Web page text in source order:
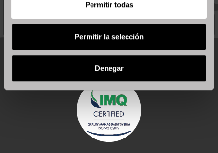
Permitir todas
Permitir la selección
Denegar
Calidad certificada